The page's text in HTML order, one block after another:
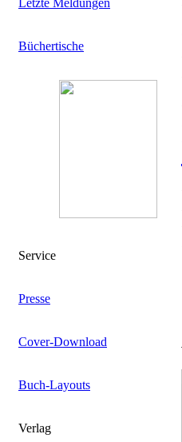
Letzte Meldungen
Büchertische
Service
Presse
Cover-Download
Buch-Layouts
Verlag